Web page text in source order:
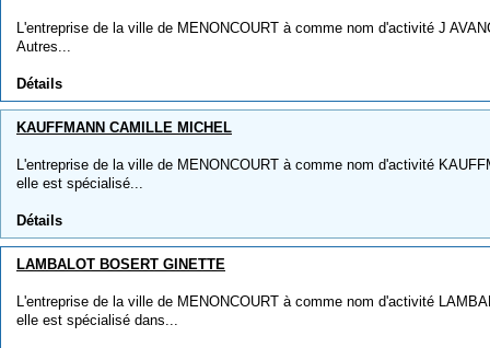
L'entreprise de la ville de MENONCOURT à comme nom d'activité J
Autres...
Détails
KAUFFMANN CAMILLE MICHEL
L'entreprise de la ville de MENONCOURT à comme nom d'activité
elle est spécialisé...
Détails
LAMBALOT BOSERT GINETTE
L'entreprise de la ville de MENONCOURT à comme nom d'activité
elle est spécialisé dans...